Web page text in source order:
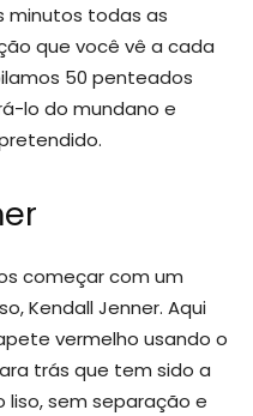
minutos todas as
que você vê a cada
50 penteados
lo do mundano e
começar com um
Kendall Jenner. Aqui
vermelho usando o
trás que tem sido a
liso, sem separação e